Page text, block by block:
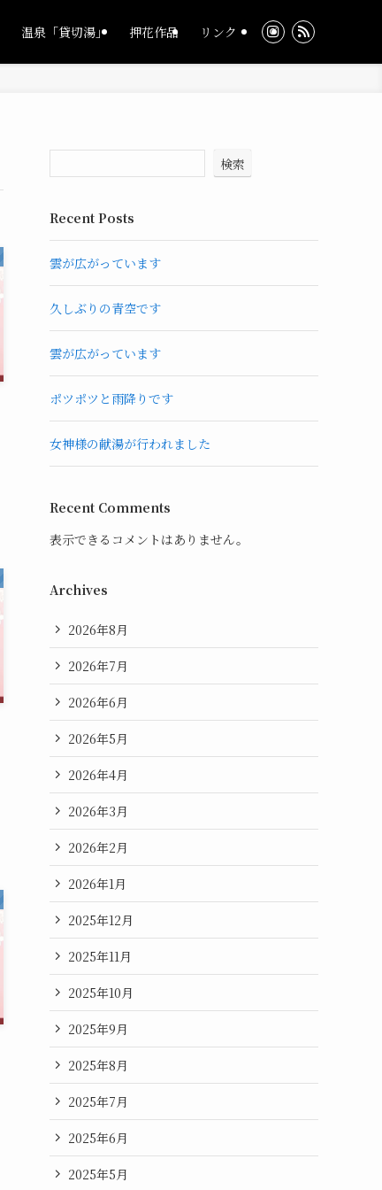
温泉「貸切湯」 押花作品 リンク
検索
Recent Posts
雲が広がっています
久しぶりの青空です
雲が広がっています
ポツポツと雨降りです
女神様の献湯が行われました
Recent Comments
表示できるコメントはありません。
Archives
2026年8月
2026年7月
2026年6月
2026年5月
2026年4月
2026年3月
2026年2月
2026年1月
2025年12月
2025年11月
2025年10月
2025年9月
2025年8月
2025年7月
2025年6月
2025年5月